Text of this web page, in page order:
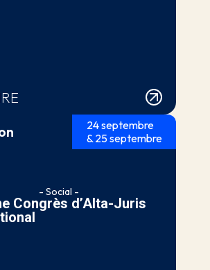
24 septembre
& 25 septembre
- Social -
Congrès d’Alta-Juris